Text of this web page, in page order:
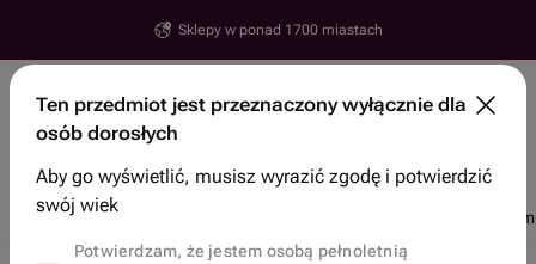
Sklepy w ponad 1700 miastach
Ulica, numer, miasto
Rabaty Popularne Kosze i zestawy
Ten przedmiot jest przeznaczony wyłącznie dla
osób dorosłych
Aby go wyświetlić, musisz wyrazić zgodę i potwierdzić
swój wiek
Potwierdzam, że jestem osobą pełnoletnią